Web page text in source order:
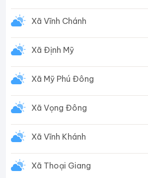
Xã Vĩnh Chánh
Xã Định Mỹ
Xã Mỹ Phú Đông
Xã Vọng Đông
Xã Vĩnh Khánh
Xã Thoại Giang